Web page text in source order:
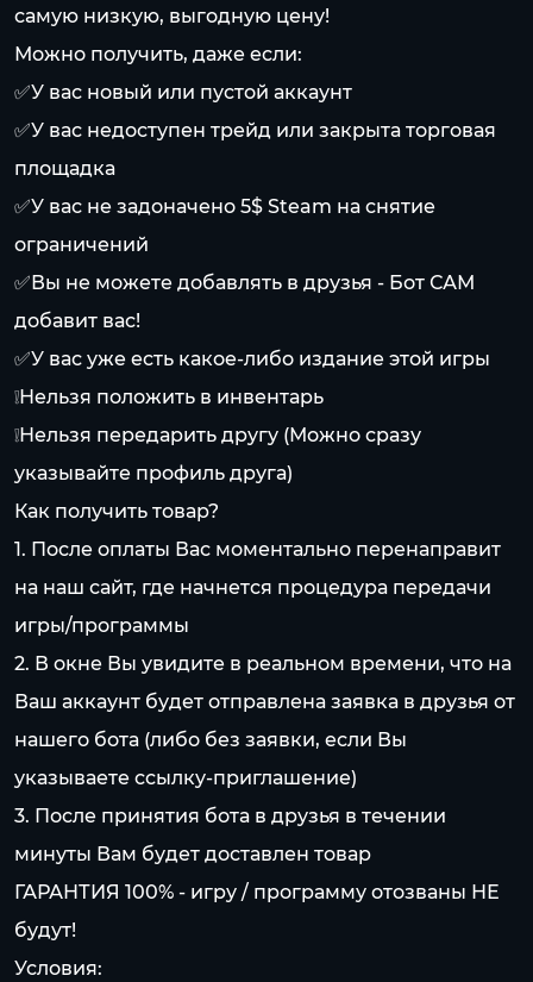
самую низкую, выгодную цену!
Можно получить, даже если:
✅У вас новый или пустой аккаунт
✅У вас недоступен трейд или закрыта торговая
площадка
✅У вас не задоначено 5$ Steam на снятие
ограничений
✅Вы не можете добавлять в друзья - Бот САМ
добавит вас!
✅У вас уже есть какое-либо издание этой игры
❕Нельзя положить в инвентарь
❕Нельзя передарить другу (Можно сразу
указывайте профиль друга)
Как получить товар?
1. После оплаты Вас моментально перенаправит
на наш сайт, где начнется процедура передачи
игры/программы
2. В окне Вы увидите в реальном времени, что на
Ваш аккаунт будет отправлена заявка в друзья от
нашего бота (либо без заявки, если Вы
указываете ссылку-приглашение)
3. После принятия бота в друзья в течении
минуты Вам будет доставлен товар
ГАРАНТИЯ 100% - игру / программу отозваны НЕ
будут!
Условия: